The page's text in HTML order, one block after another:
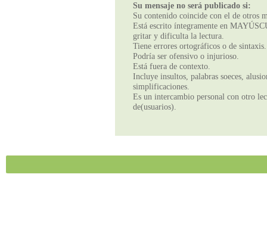
Su mensaje no será publicado si:
Su contenido coincide con el de otros
Está escrito íntegramente en
gritar y dificulta la lectura.
Tiene errores ortográficos o de sintaxis.
Podría ser ofensivo o injurioso.
Está fuera de contexto.
Incluye insultos, palabras soeces,
simplificaciones.
Es un intercambio personal con otro
de(usuarios).